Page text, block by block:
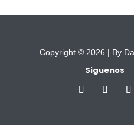
Copyright © 2026 | By
Siguenos